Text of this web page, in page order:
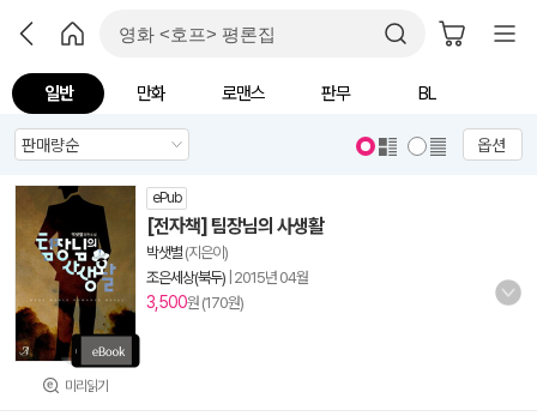
일반 만화 로맨스 판무 BL
옵션
미리읽기
ePub
[전자책] 팀장님의 사생활
박샛별 (지은이)
조은세상(북두) 2015년 04월
3,500원 (170원)